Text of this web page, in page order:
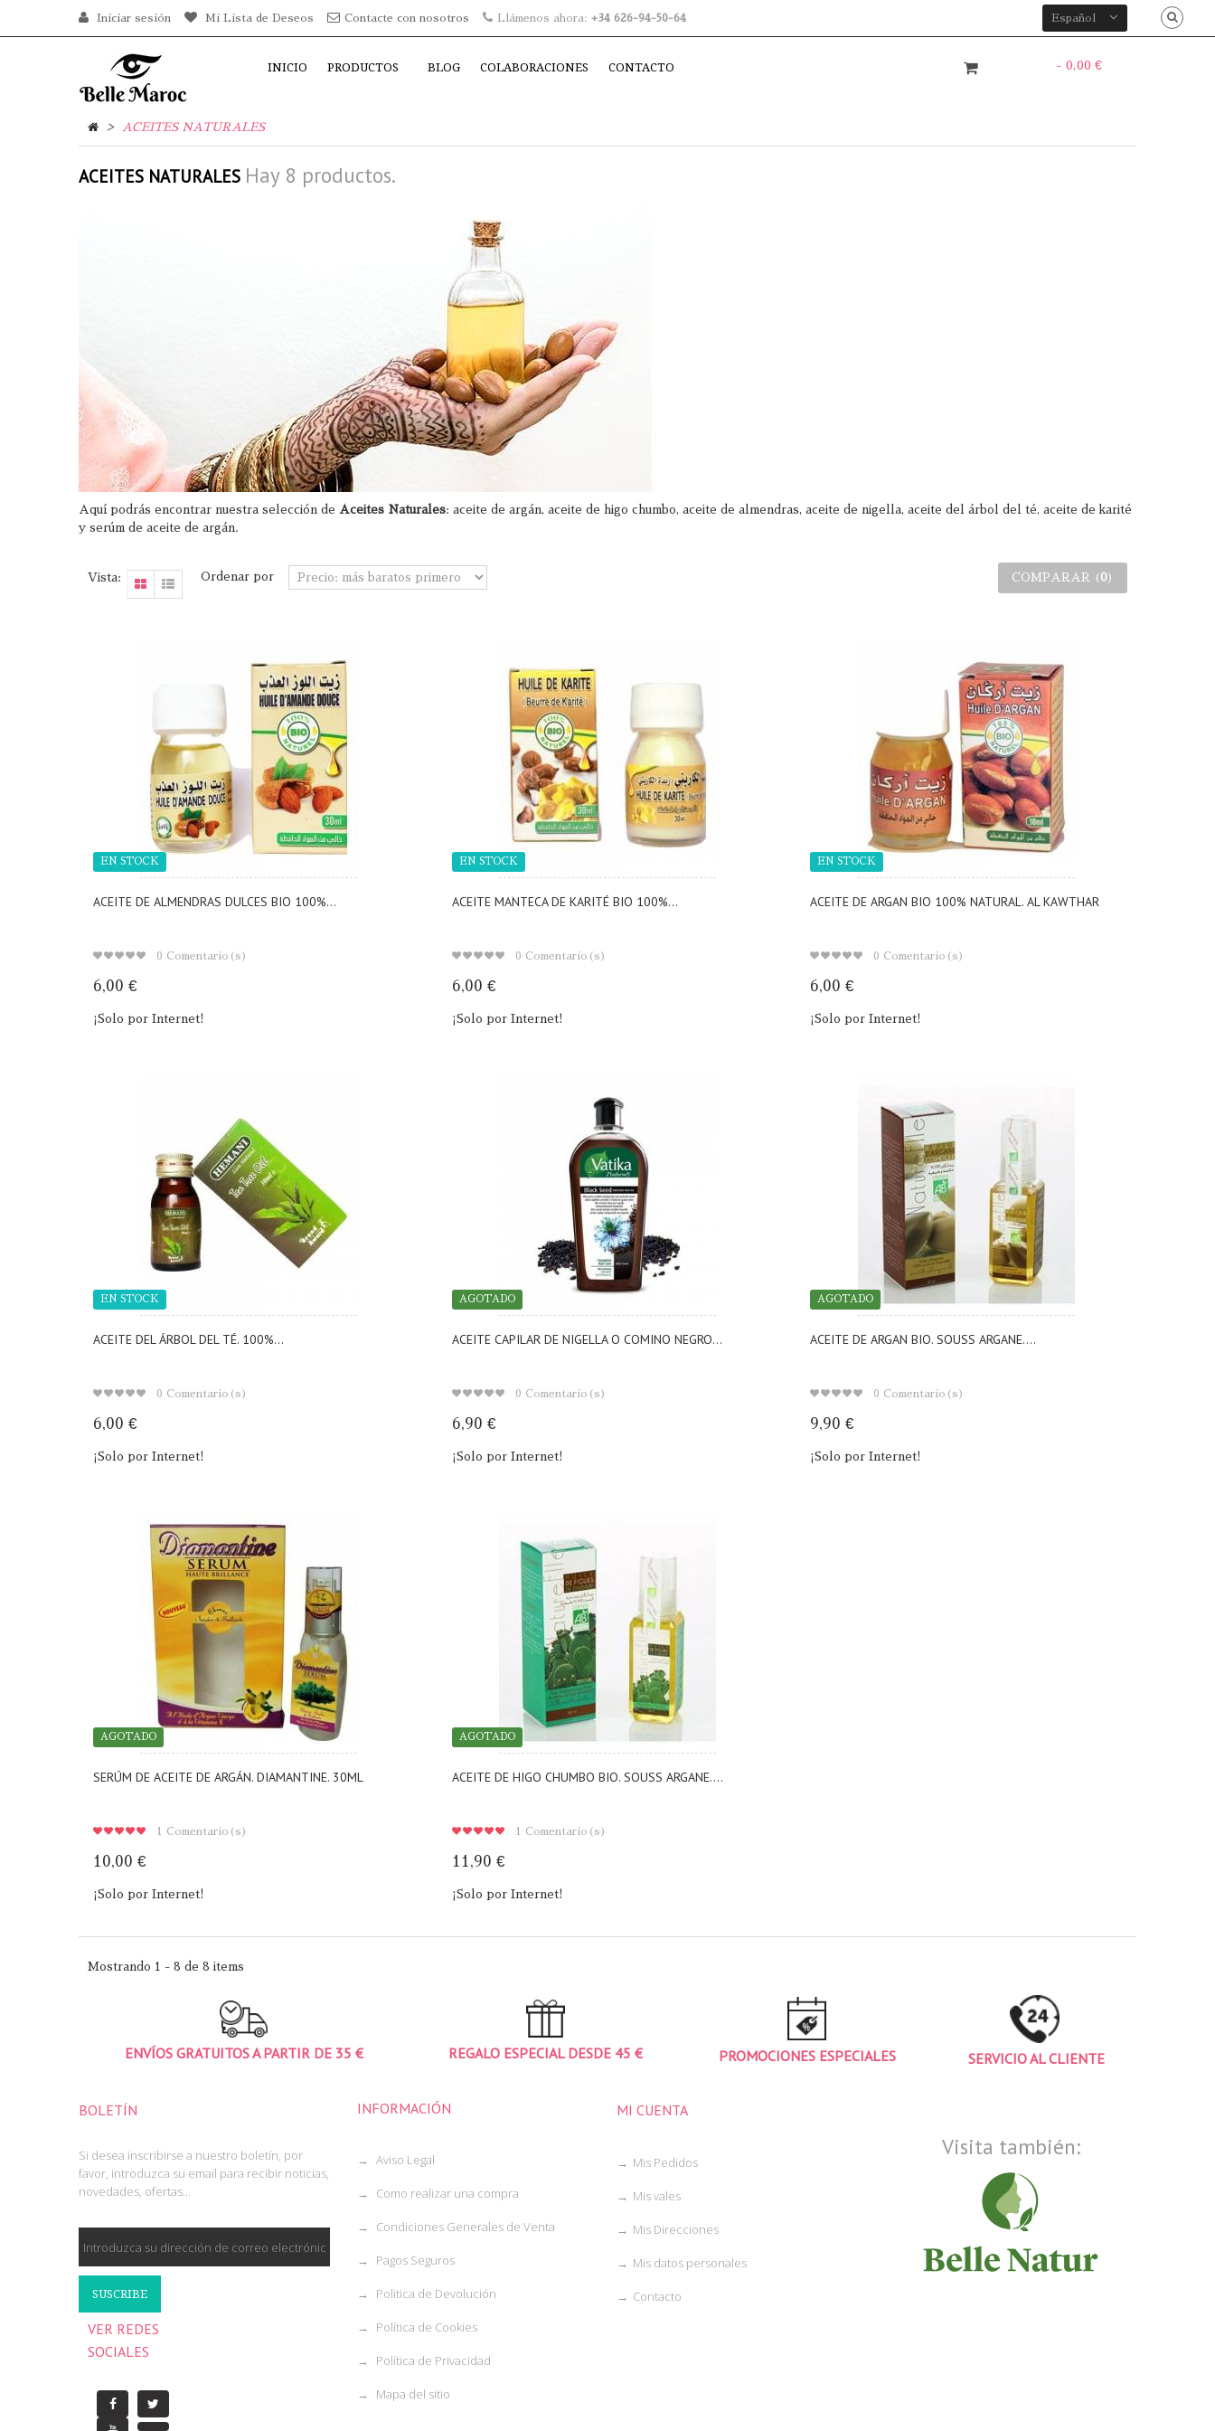
Iniciar sesión Mi Lista de Deseos Español
Contacte con nosotros Llámenos ahora: +34 626-94-50-64
INICIO PRODUCTOS BLOG COLABORACIONES CONTACTO - 0,00 €
> ACEITES NATURALES
ACEITES NATURALES Hay 8 productos.
Aquí podrás encontrar nuestra selección de Aceites Naturales: aceite de argán, aceite de higo chumbo, aceite de almendras, aceite de nigella, aceite del árbol del té, aceite de karité
y serúm de aceite de argán.
Vista: Ordenar por COMPARAR (0)
ACEITE DE ALMENDRAS DULCES BIO 100%...
0 Comentario(s)
6,00 €
¡Solo por Internet!
EN STOCK
ACEITE MANTECA DE KARITÉ BIO 100%...
0 Comentario(s)
6,00 €
¡Solo por Internet!
EN STOCK
ACEITE DE ARGAN BIO 100% NATURAL. AL KAWTHAR
0 Comentario(s)
6,00 €
¡Solo por Internet!
EN STOCK
ACEITE DEL ÁRBOL DEL TÉ. 100%...
0 Comentario(s)
6,00 €
¡Solo por Internet!
EN STOCK
ACEITE CAPILAR DE NIGELLA O COMINO NEGRO...
0 Comentario(s)
6,90 €
¡Solo por Internet!
AGOTADO
ACEITE DE ARGAN BIO. SOUSS ARGANE....
0 Comentario(s)
9,90 €
¡Solo por Internet!
AGOTADO
SERÚM DE ACEITE DE ARGÁN. DIAMANTINE. 30ML
1 Comentario(s)
10,00 €
¡Solo por Internet!
AGOTADO
ACEITE DE HIGO CHUMBO BIO. SOUSS ARGANE....
1 Comentario(s)
11,90 €
¡Solo por Internet!
AGOTADO
Mostrando 1 - 8 de 8 items
ENVÍOS GRATUITOS A PARTIR DE 35 € REGALO ESPECIAL DESDE 45 € PROMOCIONES ESPECIALES SERVICIO AL CLIENTE
BOLETÍN
Si desea inscribirse a nuestro boletín, por
favor, introduzca su email para recibir noticias,
novedades, ofertas...
SUSCRIBE
VER REDES
SOCIALES
INFORMACIÓN
Aviso Legal
Como realizar una compra
Condiciones Generales de Venta
Pagos Seguros
Politica de Devolución
Política de Cookies
Política de Privacidad
Mapa del sitio
MI CUENTA
Mis Pedidos
Mis vales
Mis Direcciones
Mis datos personales
Contacto
Visita también: